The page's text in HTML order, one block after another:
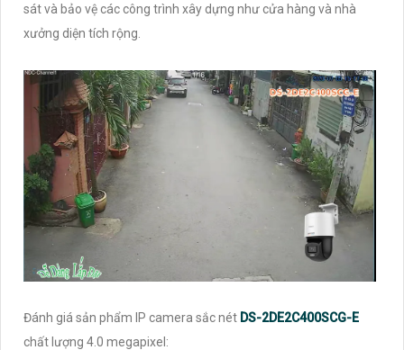
sát và bảo vệ các công trình xây dựng như cửa hàng và nhà
xưởng diện tích rộng.
Đánh giá sản phẩm IP camera sắc nét DS-2DE2C400SCG-E
chất lượng 4.0 megapixel: